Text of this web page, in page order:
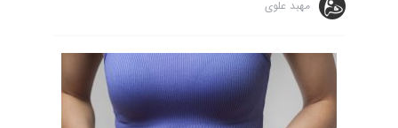
مهبد علوی